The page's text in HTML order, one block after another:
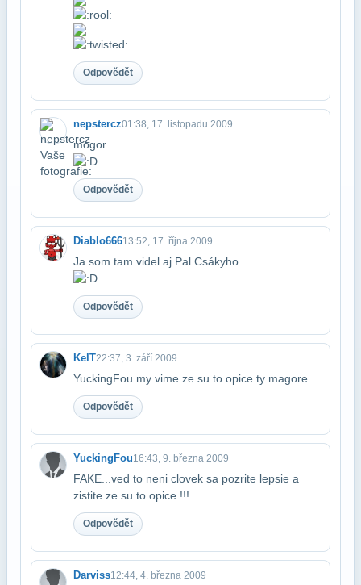
Odpovědět
nepstercz01:38, 17. listopadu 2009
mogor
Odpovědět
Diablo66613:52, 17. října 2009
Ja som tam videl aj Pal Csákyho....
Odpovědět
KelT22:37, 3. září 2009
YuckingFou my vime ze su to opice ty magore
Odpovědět
YuckingFou16:43, 9. března 2009
FAKE...ved to neni clovek sa pozrite lepsie a
zistite ze su to opice !!!
Odpovědět
Darviss12:44, 4. března 2009